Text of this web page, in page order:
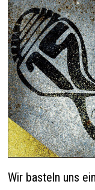
Wir basteln uns